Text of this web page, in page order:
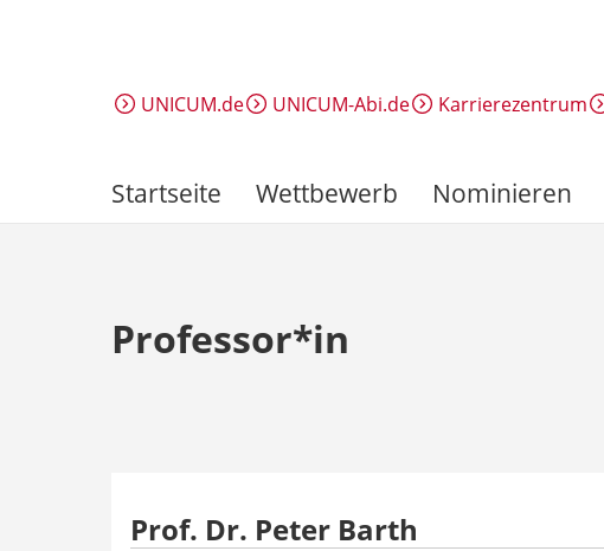
UNICUM.de
UNICUM-Abi.de Karrierezentrum
Startseite Wettbewerb Nominieren
Professor*in
Prof. Dr. Peter Barth